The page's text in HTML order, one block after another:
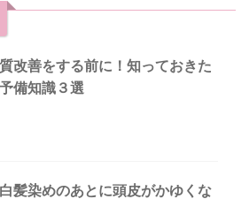
改善をする前に！知っておきた
備知識３選
白髪染めのあとに頭皮がかゆくな